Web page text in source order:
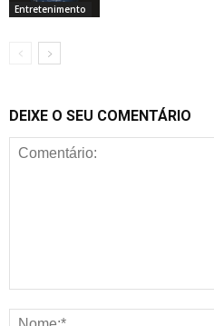
Entretenimento
DEIXE O SEU COMENTÁRIO